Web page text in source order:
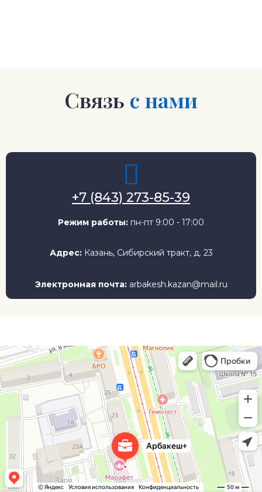
Связь с нами
+7 (843) 273-85-39
Режим работы: пн-пт 9:00 - 17:00
Адрес: Казань, Сибирский тракт, д. 23
Электронная почта: arbakesh.kazan@mail.ru